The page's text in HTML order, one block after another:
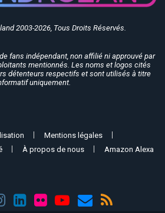
2003-2026, Tous Droits Réservés.
fans indépendant, non affilié ni approuvé par
mentionnés. Les noms et logos cités
détenteurs respectifs et sont utilisés à titre
uniquement.
Mentions légales
À propos de nous Amazon Alexa